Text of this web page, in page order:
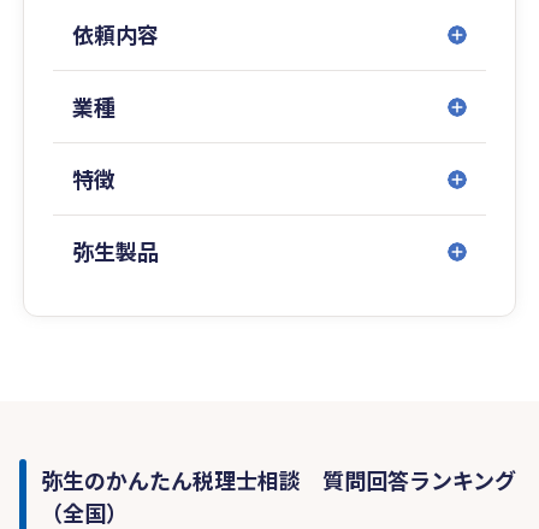
依頼内容
業種
特徴
弥生製品
弥生のかんたん税理士相談 質問回答ランキング
（全国）